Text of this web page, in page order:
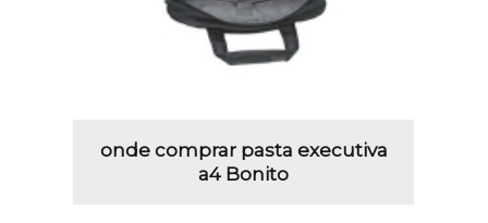
onde comprar pasta executiva
a4 Bonito